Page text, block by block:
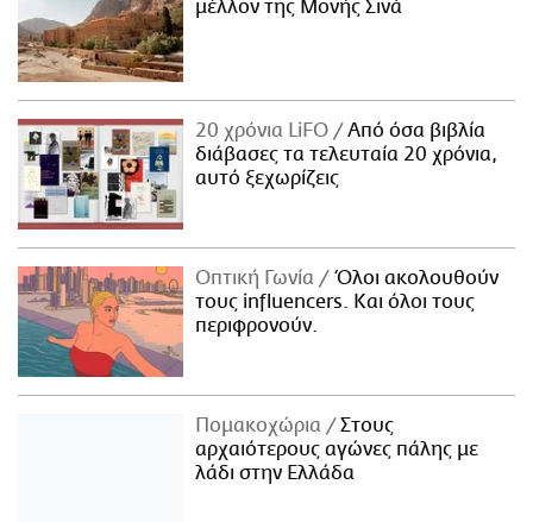
μέλλον της Μονής Σινά
20 χρόνια LiFO
Από όσα βιβλία
διάβασες τα τελευταία 20 χρόνια,
αυτό ξεχωρίζεις
Οπτική Γωνία
Όλοι ακολουθούν
τους influencers. Και όλοι τους
περιφρονούν.
Πομακοχώρια
Στους
αρχαιότερους αγώνες πάλης με
λάδι στην Ελλάδα